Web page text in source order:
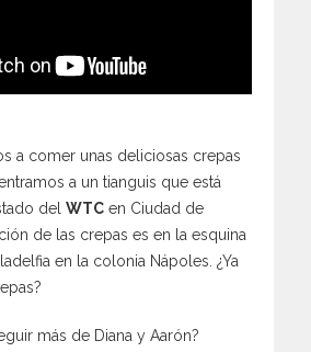
a comer unas deliciosas crepas
a un tianguis que está
del WTC en Ciudad de
de las crepas es en la esquina
en la colonia Nápoles. ¿Ya
más de Diana y Aarón?